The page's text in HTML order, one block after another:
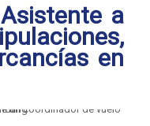
a
en